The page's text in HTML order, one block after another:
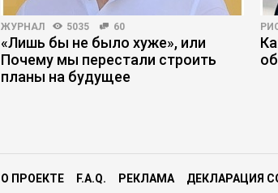
ЖУРНАЛ 5035 60
«Лишь бы не было хуже», или
Почему мы перестали строить
планы на будущее
О ПРОЕКТЕ F.A.Q. РЕКЛАМА ДЕКЛАРАЦИЯ